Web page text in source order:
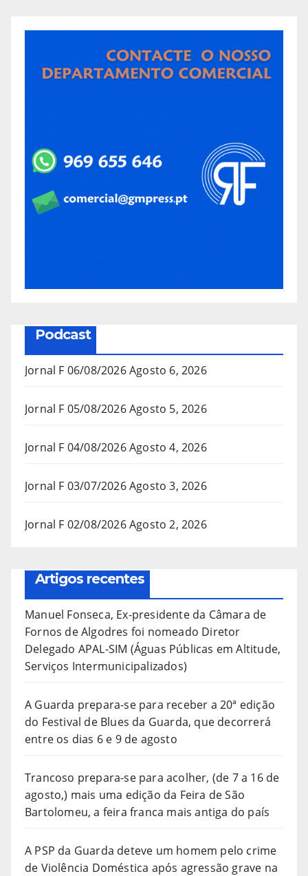
Podcast
Jornal F 06/08/2026Agosto 6, 2026
Jornal F 05/08/2026Agosto 5, 2026
Jornal F 04/08/2026Agosto 4, 2026
Jornal F 03/07/2026Agosto 3, 2026
Jornal F 02/08/2026Agosto 2, 2026
Artigos recentes
Manuel Fonseca, Ex-presidente da Câmara de
Fornos de Algodres foi nomeado Diretor
Delegado APAL-SIM (Águas Públicas em Altitude,
Serviços Intermunicipalizados)
A Guarda prepara-se para receber a 20ª edição
do Festival de Blues da Guarda, que decorrerá
entre os dias 6 e 9 de agosto
Trancoso prepara-se para acolher, (de 7 a 16 de
agosto,) mais uma edição da Feira de São
Bartolomeu, a feira franca mais antiga do país
A PSP da Guarda deteve um homem pelo crime
de Violência Doméstica após agressão grave na